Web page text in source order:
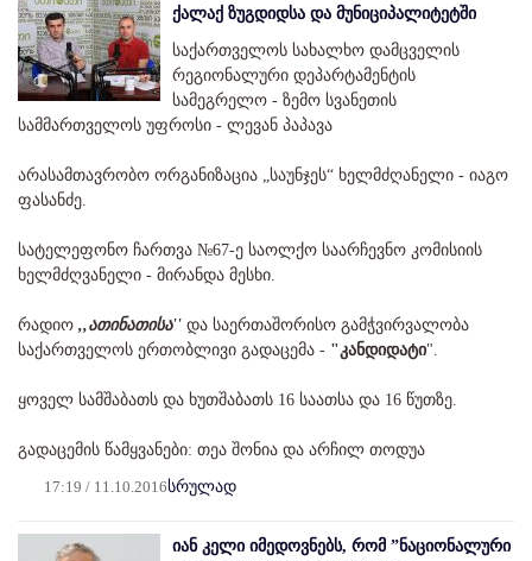
ქალაქ ზუგდიდსა და მუნიციპალიტეტში
საქართველოს სახალხო დამცველის
რეგიონალური დეპარტამენტის
სამეგრელო - ზემო სვანეთის
სამმართველოს უფროსი - ლევან პაპავა
არასამთავრობო ორგანიზაცია „საუნჯეს“ ხელმძღანელი - იაგო
ფასანძე.
სატელეფონო ჩართვა №67-ე საოლქო საარჩევნო კომისიის
ხელმძღვანელი - მირანდა მესხი.
რადიო ,,ათინათისა'' და საერთაშორისო გამჭვირვალობა
საქართველოს ერთობლივი გადაცემა - "კანდიდატი".
ყოველ სამშაბათს და ხუთშაბათს 16 საათსა და 16 წუთზე.
გადაცემის წამყვანები: თეა შონია და არჩილ თოდუა
17:19 / 11.10.2016სრულად
იან კელი იმედოვნებს, რომ ”ნაციონალური